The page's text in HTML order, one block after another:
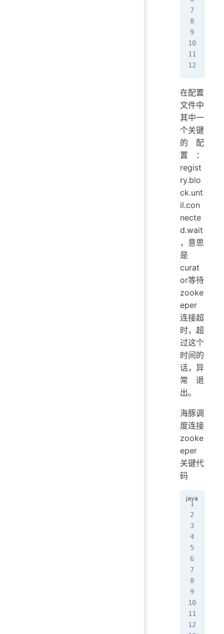
在配置
文件中
其中一
个关键
的配
置：
regist
ry.blo
ck.unt
il.con
necte
d.wait
，意思
是
curat
or等待
zooke
eper
连接超
时，超
过这个
时间的
话，异
常退
出。
海豚调
度连接
zooke
eper
关键代
码